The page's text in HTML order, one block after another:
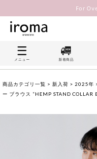
For
メニュー 新着商品
商品カテゴリ一覧 > 新入荷 > 2025年
ー ブラウス “HEMP STAND